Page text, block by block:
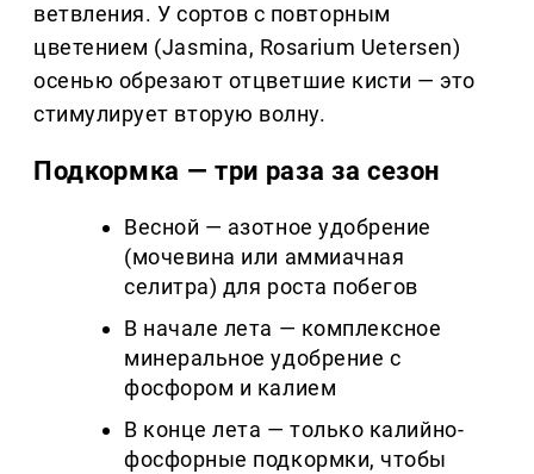
ветвления. У сортов с повторным
цветением (Jasmina, Rosarium Uetersen)
осенью обрезают отцветшие кисти — это
стимулирует вторую волну.
Подкормка — три раза за сезон
Весной — азотное удобрение
(мочевина или аммиачная
селитра) для роста побегов
В начале лета — комплексное
минеральное удобрение с
фосфором и калием
В конце лета — только калийно-
фосфорные подкормки, чтобы